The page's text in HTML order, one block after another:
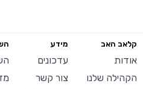
קלאב האב
אודות
הקהילה שלנו
מידע
עדכונים
צור קשר